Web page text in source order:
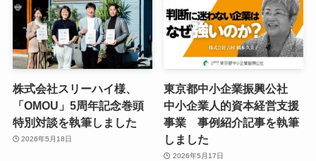
株式会社スリーハイ様、
「OMOU」5周年記念巻頭
特別対談を執筆しました
2026年5月18日
東京都中小企業振興公社
中小企業人的資本経営支援
事業 事例紹介記事を執筆
しました
2026年5月17日